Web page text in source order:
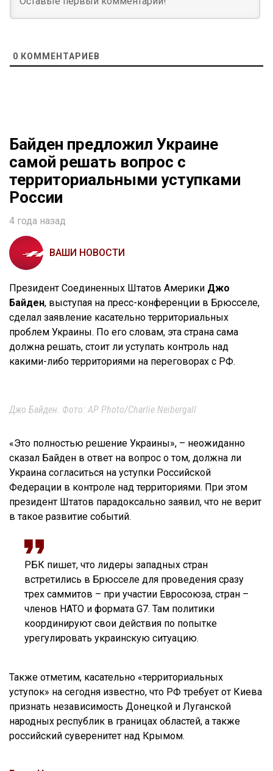
0 КОММЕНТАРИЕВ
Байден предложил Украине
самой решать вопрос с
территориальными уступками
России
4 года назад
ВАШИ НОВОСТИ
Президент Соединенных Штатов Америки Джо
Байден, выступая на пресс-конференции в Брюсселе,
сделал заявление касательно территориальных
проблем Украины. По его словам, эта страна сама
должна решать, стоит ли уступать контроль над
какими-либо территориями на переговорах с РФ.
Джо Байден. Фото: AP Photo/Charlie Neibergall
«Это полностью решение Украины», – неожиданно
сказал Байден в ответ на вопрос о том, должна ли
Украина согласиться на уступки Российской
Федерации в контроле над территориями. При этом
президент Штатов парадоксально заявил, что не верит
в такое развитие событий.
РБК пишет, что лидеры западных стран
встретились в Брюсселе для проведения сразу
трех саммитов – при участии Евросоюза, стран –
членов НАТО и формата G7. Там политики
координируют свои действия по попытке
урегулировать украинскую ситуацию.
Также отметим, касательно «территориальных
уступок» на сегодня известно, что РФ требует от Киева
признать независимость Донецкой и Луганской
народных республик в границах областей, а также
российский суверенитет над Крымом.